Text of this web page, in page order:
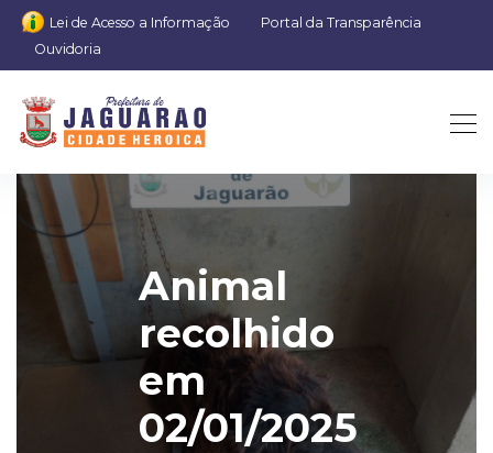
Lei de Acesso a Informação
Portal da Transparência
Ouvidoria
Animal
recolhido
em
02/01/2025